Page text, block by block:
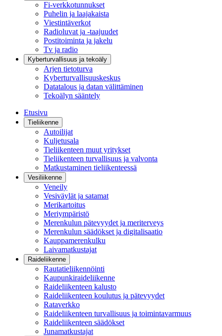
Fi-verkkotunnukset
Puhelin ja laajakaista
Viestintäverkot
Radioluvat ja -taajuudet
Postitoiminta ja jakelu
Tv ja radio
Kyberturvallisuus ja tekoäly
Arjen tietoturva
Kyberturvallisuuskeskus
Datatalous ja datan välittäminen
Tekoälyn sääntely
Etusivu
Tieliikenne
Autoilijat
Kuljetusala
Tieliikenteen muut yritykset
Tieliikenteen turvallisuus ja valvonta
Matkustaminen tieliikenteessä
Vesiliikenne
Veneily
Vesiväylät ja satamat
Merikartoitus
Meriympäristö
Merenkulun pätevyydet ja meriterveys
Merenkulun säädökset ja digitalisaatio
Kauppamerenkulku
Laivamatkustajat
Raideliikenne
Rautatieliikennöinti
Kaupunkiraideliikenne
Raideliikenteen kalusto
Raideliikenteen koulutus ja pätevyydet
Rataverkko
Raideliikenteen turvallisuus ja toimintavarmuus
Raideliikenteen säädökset
Junamatkustajat